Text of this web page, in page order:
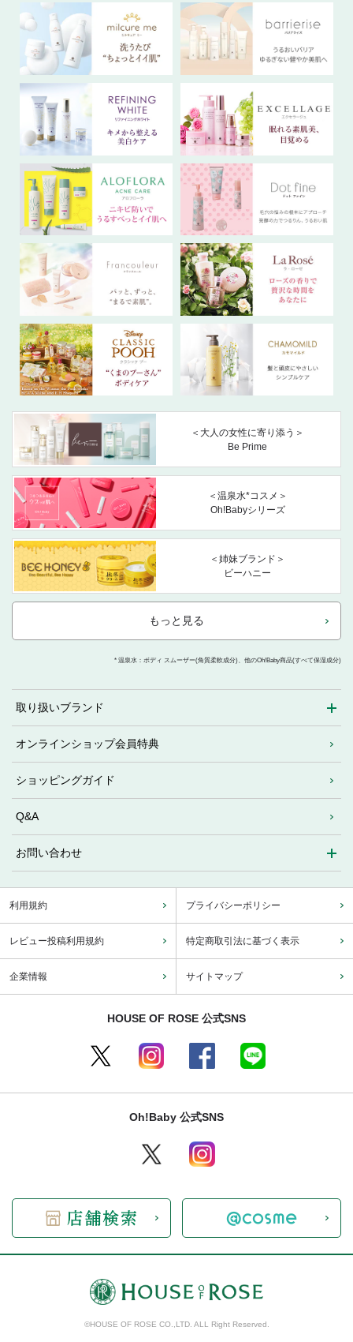
＜大人の女性に寄り添う＞
Be Prime
＜温泉水*コスメ＞
Oh!Babyシリーズ
＜姉妹ブランド＞
ビーハニー
もっと見る
* 温泉水：ボディ スムーザー(角質柔軟成分)、他のOh!Baby商品(すべて保湿成分)
取り扱いブランド
オンラインショップ会員特典
ショッピングガイド
Q&A
お問い合わせ
利用規約 プライバシーポリシー
レビュー投稿利用規約 特定商取引法に基づく表示
企業情報 サイトマップ
HOUSE OF ROSE 公式SNS
Oh!Baby 公式SNS
©HOUSE OF ROSE CO.,LTD. ALL Right Reserved.